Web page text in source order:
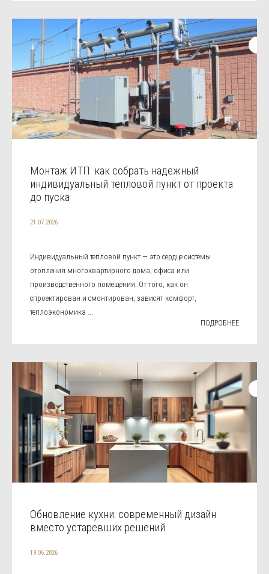
Монтаж ИТП: как собрать надежный
индивидуальный тепловой пункт от проекта
до пуска
21.07.2026
Индивидуальный тепловой пункт — это сердце системы
отопления многоквартирного дома, офиса или
производственного помещения. От того, как он
спроектирован и смонтирован, зависят комфорт,
теплоэкономика ...
ПОДРОБНЕЕ
Обновление кухни: современный дизайн
вместо устаревших решений
19.06.2026